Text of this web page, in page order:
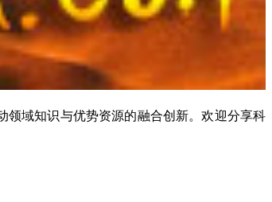
领域知识与优势资源的融合创新。欢迎分享科